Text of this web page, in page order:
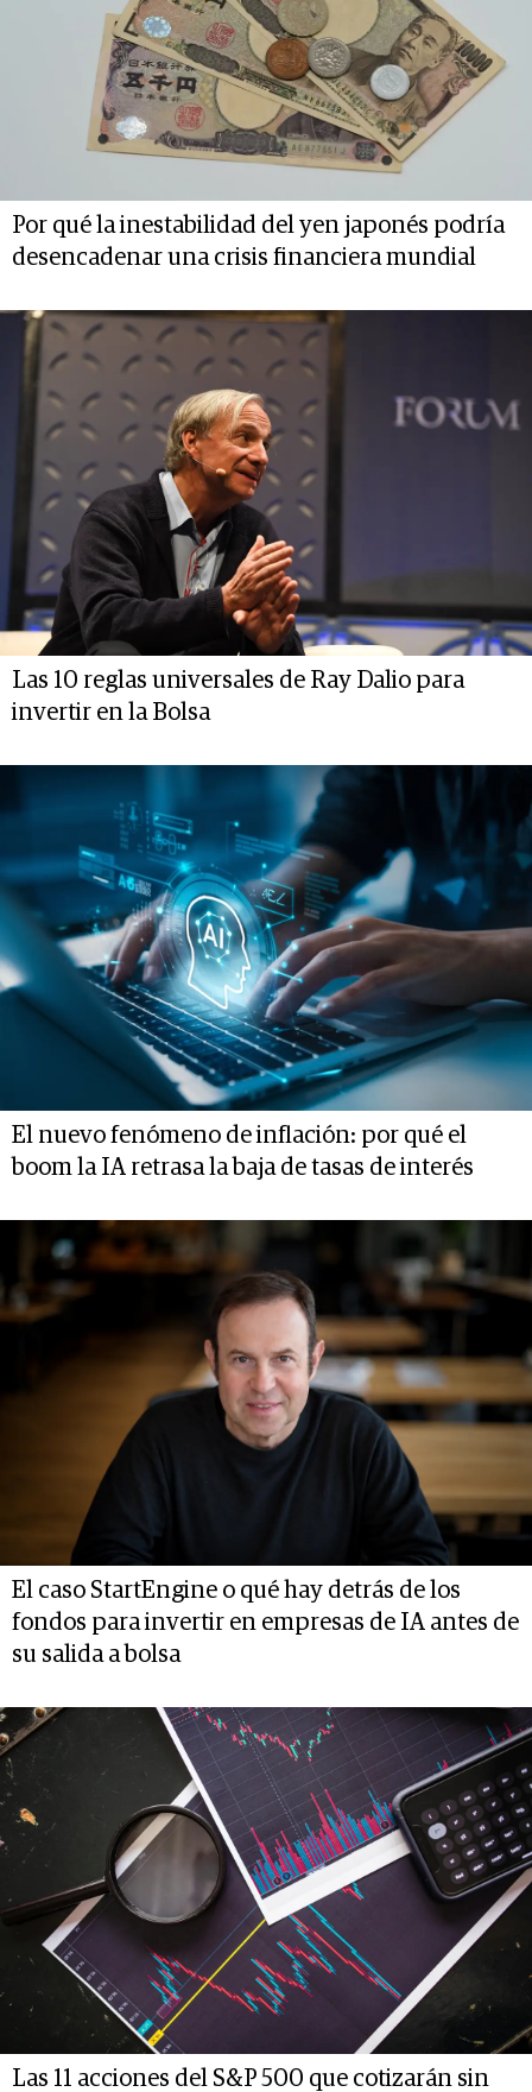
Por qué la inestabilidad del yen japonés podría
desencadenar una crisis financiera mundial
Las 10 reglas universales de Ray Dalio para
invertir en la Bolsa
El nuevo fenómeno de inflación: por qué el
boom la IA retrasa la baja de tasas de interés
El caso StartEngine o qué hay detrás de los
fondos para invertir en empresas de IA antes de
su salida a bolsa
Las 11 acciones del S&P 500 que cotizarán sin